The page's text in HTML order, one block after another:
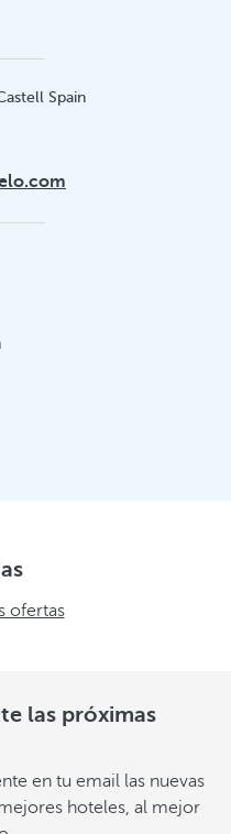
Spain
ofertas
las próximas
en tu email las nuevas
hoteles, al mejor